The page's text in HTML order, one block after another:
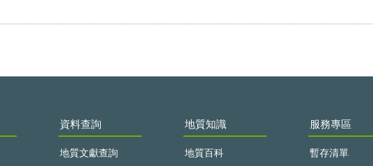
資料查詢
地質文獻查詢
地質知識
地質百科
服務專區
暫存清單